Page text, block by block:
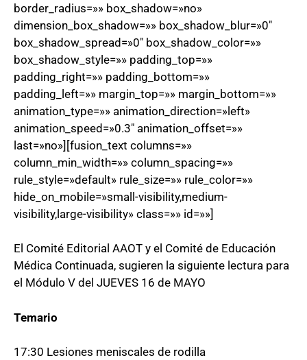
border_radius=»» box_shadow=»no»
dimension_box_shadow=»» box_shadow_blur=»0″
box_shadow_spread=»0″ box_shadow_color=»»
box_shadow_style=»» padding_top=»»
padding_right=»» padding_bottom=»»
padding_left=»» margin_top=»» margin_bottom=»»
animation_type=»» animation_direction=»left»
animation_speed=»0.3″ animation_offset=»»
last=»no»][fusion_text columns=»»
column_min_width=»» column_spacing=»»
rule_style=»default» rule_size=»» rule_color=»»
hide_on_mobile=»small-visibility,medium-
visibility,large-visibility» class=»» id=»»]
El Comité Editorial AAOT y el Comité de Educación
Médica Continuada, sugieren la siguiente lectura para
el Módulo V del JUEVES 16 de MAYO
Temario
17:30 Lesiones meniscales de rodilla